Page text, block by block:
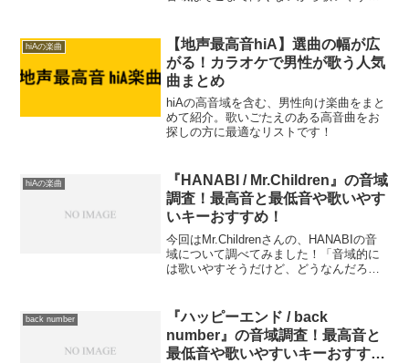
ないでしょうか？この記事では、『青の
すみか』の音域（最低音〜最...
hiAの楽曲
【地声最高音hiA】選曲の幅が広
がる！カラオケで男性が歌う人気
曲まとめ
hiAの高音域を含む、男性向け楽曲をまと
めて紹介。歌いごたえのある高音曲をお
探しの方に最適なリストです！
hiAの楽曲
『HANABI / Mr.Children』の音域
調査！最高音と最低音や歌いやす
いキーおすすめ！
今回はMr.Childrenさんの、HANABIの音
域について調べてみました！「音域的に
は歌いやすそうだけど、どうなんだろ
ょうか？この記事では、『HANABI』の
音域（...
back number
『ハッピーエンド / back
number』の音域調査！最高音と
最低音や歌いやすいキーおすす